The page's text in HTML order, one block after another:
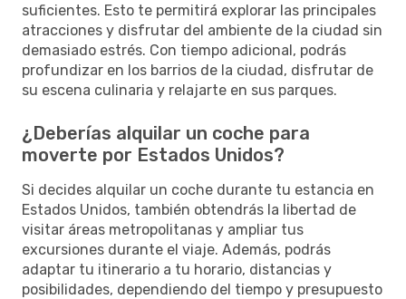
suficientes. Esto te permitirá explorar las principales
atracciones y disfrutar del ambiente de la ciudad sin
demasiado estrés. Con tiempo adicional, podrás
profundizar en los barrios de la ciudad, disfrutar de
su escena culinaria y relajarte en sus parques.
¿Deberías alquilar un coche para
moverte por Estados Unidos?
Si decides alquilar un coche durante tu estancia en
Estados Unidos, también obtendrás la libertad de
visitar áreas metropolitanas y ampliar tus
excursiones durante el viaje. Además, podrás
adaptar tu itinerario a tu horario, distancias y
posibilidades, dependiendo del tiempo y presupuesto